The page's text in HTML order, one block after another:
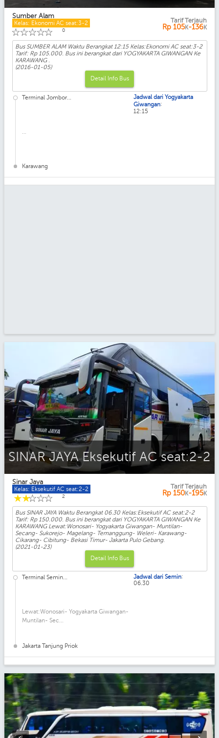
Sumber Alam
Kelas: Ekonomi AC seat:3-2
☆
☆
☆
☆
☆ 0
Tarif Terjauh
Rp 105K-136K
Bus SUMBER ALAM Waktu Berangkat 12:15 Kelas:Ekonomi AC seat:3-2
Tarif: Rp 105.000. Bus ini berangkat dari YOGYAKARTA GIWANGAN Ke
KARAWANG .
(2016-01-05)
Detail Info Bus
Terminal Jombor...
Karawang
Jadwal dari Yogyakarta
Giwangan:
12:15
SINAR JAYA Eksekutif AC seat:2-2
Sinar Jaya
Kelas: Eksekutif AC seat:2-2
☆
☆
☆
☆
☆ 2
Tarif Terjauh
Rp 150K-195K
Bus SINAR JAYA Waktu Berangkat 06.30 Kelas:Eksekutif AC seat:2-2
Tarif: Rp 150.000. Bus ini berangkat dari YOGYAKARTA GIWANGAN Ke
KARAWANG Lewat:Wonosari- Yogyakarta Giwangan- Muntilan-
Secang- Sukorejo- Magelang- Temanggung- Weleri- Karawang-
Cikarang- Cibitung- Bekasi Timur- Jakarta Pulo Gebang.
(2021-01-23)
Detail Info Bus
Terminal Semin...
Lewat:Wonosari- Yogyakarta Giwangan-
Muntilan- Sec...
Jakarta Tanjung Priok
Jadwal dari Semin:
06.30